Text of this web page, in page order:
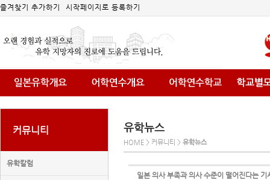
즐겨찾기 추가하기 시작페이지로 등록하기
커뮤니티
유학칼럼
유학뉴스
HOME > 커뮤니티 > 유학뉴스
일본 의사 부족과 의사 수준이 떨어진다는 기